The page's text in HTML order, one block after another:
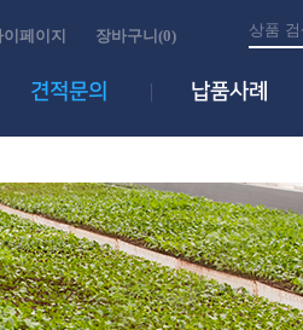
페이지 장바구니(0)
견적문의 납품사례